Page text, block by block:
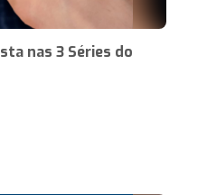
nas 3 Séries do